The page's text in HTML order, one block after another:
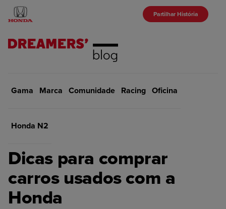
Partilhar História
Gama Marca Comunidade Racing Oficina
Honda N2
VOLTAR Início Oficina
OFICINA
Dicas para comprar
carros usados com a
Honda